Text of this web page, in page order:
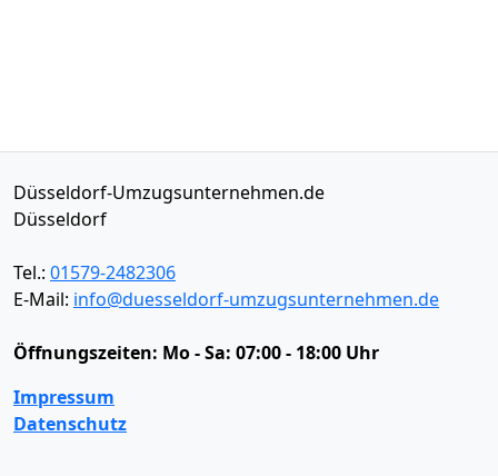
Düsseldorf-Umzugsunternehmen.de
Düsseldorf
Tel.: 01579-2482306
E-Mail: info@duesseldorf-umzugsunternehmen.de
Öffnungszeiten: Mo - Sa: 07:00 - 18:00 Uhr
Impressum
Datenschutz